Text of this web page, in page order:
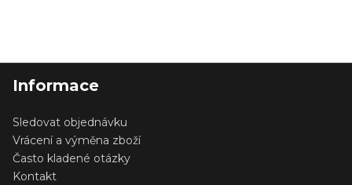
Informace
Sledovat objednávku
Vrácení a výměna zboží
Často kladené otázky
Kontakt